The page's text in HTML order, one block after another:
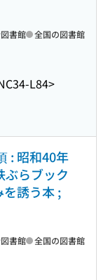
L84>
書館 全国の図書館
: 昭和40年
ぶらブック
を誘う本 ;
書館 全国の図書館